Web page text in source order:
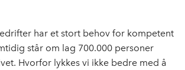
har et stort behov for kompetent
står om lag 700.000 personer
Hvorfor lykkes vi ikke bedre med å